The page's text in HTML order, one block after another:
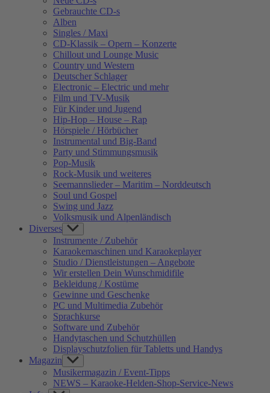
Gebrauchte CD-s
Alben
Singles / Maxi
CD-Klassik – Opern – Konzerte
Chillout und Lounge Music
Country und Western
Deutscher Schlager
Electronic – Electric und mehr
Film und TV-Musik
Für Kinder und Jugend
Hip-Hop – House – Rap
Hörspiele / Hörbücher
Instrumental und Big-Band
Party und Stimmungsmusik
Pop-Musik
Rock-Musik und weiteres
Seemannslieder – Maritim – Norddeutsch
Soul und Gospel
Swing und Jazz
Volksmusik und Alpenländisch
Diverses Show
sub
menu
Instrumente / Zubehör
Karaokemaschinen und Karaokeplayer
Studio / Dienstleistungen – Angebote
Wir erstellen Dein Wunschmidifile
Bekleidung / Kostüme
Gewinne und Geschenke
PC und Multimedia Zubehör
Sprachkurse
Software und Zubehör
Handytaschen und Schutzhüllen
Displayschutzfolien für Tabletts und Handys
Magazin Show
sub
menu
Musikermagazin / Event-Tipps
NEWS – Karaoke-Helden-Shop-Service-News